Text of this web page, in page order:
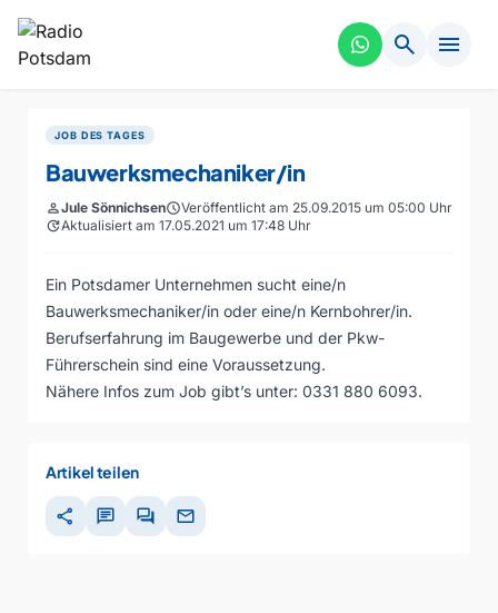
search menu
JOB DES TAGES
Bauwerksmechaniker/in
personJule SönnichsenscheduleVeröffentlicht am 25.09.2015 um 05:00 Uhr
updateAktualisiert am 17.05.2021 um 17:48 Uhr
Ein Potsdamer Unternehmen sucht eine/n
Bauwerksmechaniker/in oder eine/n Kernbohrer/in.
Berufserfahrung im Baugewerbe und der Pkw-
Führerschein sind eine Voraussetzung.
Nähere Infos zum Job gibt’s unter: 0331 880 6093.
Artikel teilen
share chat forum mail